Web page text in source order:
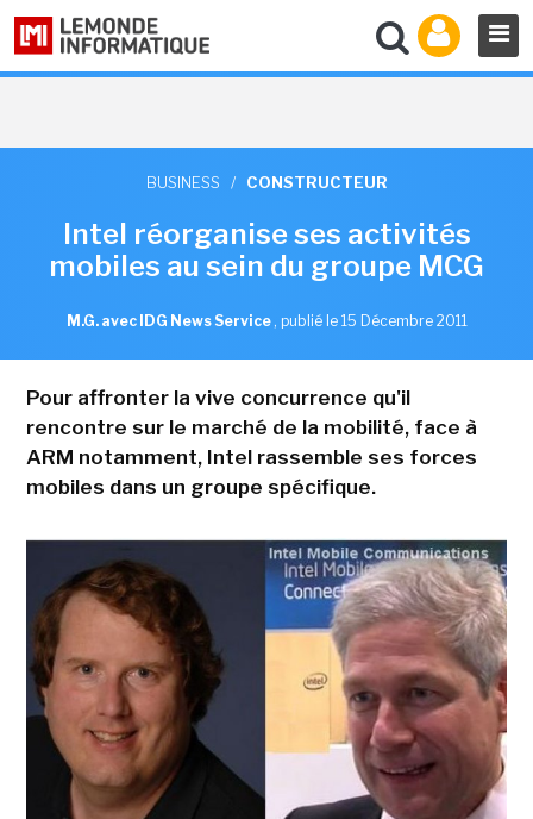
BUSINESS / CONSTRUCTEUR
Intel réorganise ses activités
mobiles au sein du groupe MCG
M.G. avec IDG News Service , publié le 15 Décembre 2011
Pour affronter la vive concurrence qu'il
rencontre sur le marché de la mobilité, face à
ARM notamment, Intel rassemble ses forces
mobiles dans un groupe spécifique.